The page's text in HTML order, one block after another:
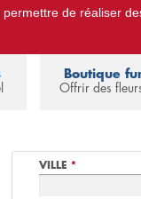
Funèbres.
Boutique
Offrir des
VILLE *
de réaliser